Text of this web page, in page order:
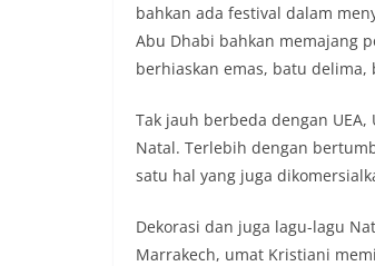
bahkan ada festival dalam
Abu Dhabi bahkan memajang
berhiaskan emas, batu
Tak jauh berbeda dengan
Natal. Terlebih dengan
satu hal yang juga
Dekorasi dan juga lagu-lagu
Marrakech, umat Kristiani